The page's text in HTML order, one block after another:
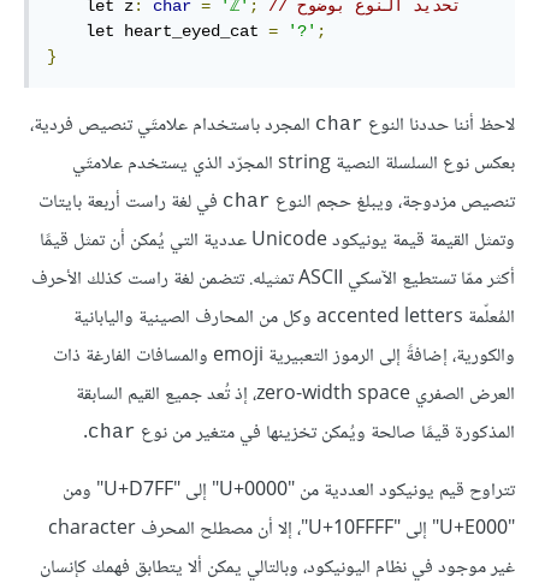
    let z
: char = 'ℤ' ;
// تحديد النوع بوضوح
    let heart_eyed_cat
= '?' ;
}
لاحظ أننا حددنا النوع char المجرد باستخدام علامتَي تنصيص فردية،
بعكس نوع السلسلة النصية string المجرّد الذي يستخدم علامتَي
تنصيص مزدوجة، ويبلغ حجم النوع char في لغة راست أربعة بايتات
وتمثل القيمة قيمة يونيكود Unicode عددية التي يُمكن أن تمثل قيمًا
أكثر ممّا تستطيع الآسكي ASCII تمثيله. تتضمن لغة راست كذلك الأحرف
المُعلّمة accented letters وكل من المحارف الصينية واليابانية
والكورية، إضافةً إلى الرموز التعبيرية emoji والمسافات الفارغة ذات
العرض الصفري zero-width space، إذ تُعد جميع القيم السابقة
المذكورة قيمًا صالحة ويُمكن تخزينها في متغير من نوع char
.
تتراوح قيم يونيكود العددية من "U+0000" إلى "U+D7FF" ومن
"U+E000" إلى "U+10FFFF"، إلا أن مصطلح المحرف character
غير موجود في نظام اليونيكود، وبالتالي يمكن ألا يتطابق فهمك كإنسان